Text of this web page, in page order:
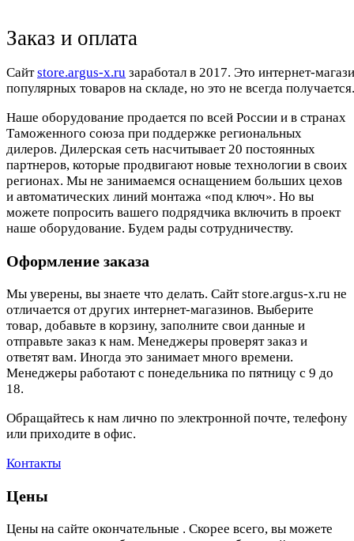
Заказ и оплата
Cайтstore.argus-x.ru заработал в 2017. Это интернет-
популярных товаров на складе, но это не всегда
Наше оборудование продается по всей России и в странах
Таможенного союза при поддержке региональных
дилеров. Дилерская сеть насчитывает 20 постоянных
партнеров, которые продвигают новые технологии в своих
регионах. Мы не занимаемся оснащением больших цехов
и автоматических линий монтажа «под ключ». Но вы
можете попросить вашего подрядчика включить в проект
наше оборудование. Будем рады сотрудничеству.
Оформление заказа
Мы уверены, вы знаете что делать. Сайт store.argus-x.ru не
отличается от других интернет-магазинов. Выберите
товар, добавьте в корзину, заполните свои данные и
отправьте заказ к нам. Менеджеры проверят заказ и
ответят вам. Иногда это занимает много времени.
Менеджеры работают с понедельника по пятницу с 9 до
18.
Обращайтесь к нам лично по электронной почте, телефону
или приходите в офис.
Контакты
Цены
Цены на сайте окончательные . Скорее всего, вы можете